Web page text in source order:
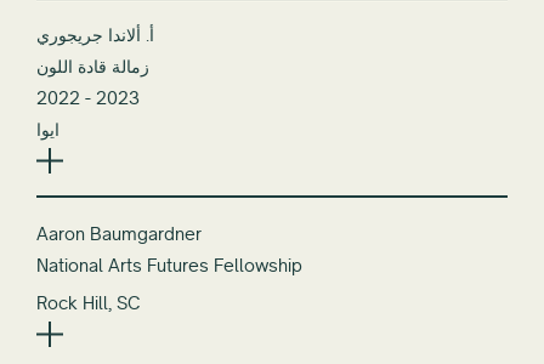
أ. ألاندا جريجوري
زمالة قادة اللون
2022 - 2023
ايوا
Aaron Baumgardner
National Arts Futures Fellowship
Rock Hill, SC